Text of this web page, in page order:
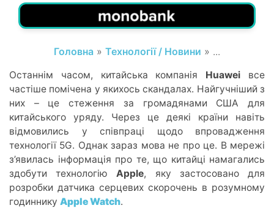
Головна » Технології / Новини » ...
Останнім часом, китайська компанія Huawei все
частіше помічена у якихось скандалах. Найгучніший з
них – це стеження за громадянами США для
китайського уряду. Через це деякі країни навіть
відмовились у співпраці щодо впровадження
технології 5G. Однак зараз мова не про це. В мережі
з’явилась інформація про те, що китайці намагались
здобути технологіюApple, яку застосовано для
розробки датчика серцевих скорочень в розумному
годиннику Apple Watch.